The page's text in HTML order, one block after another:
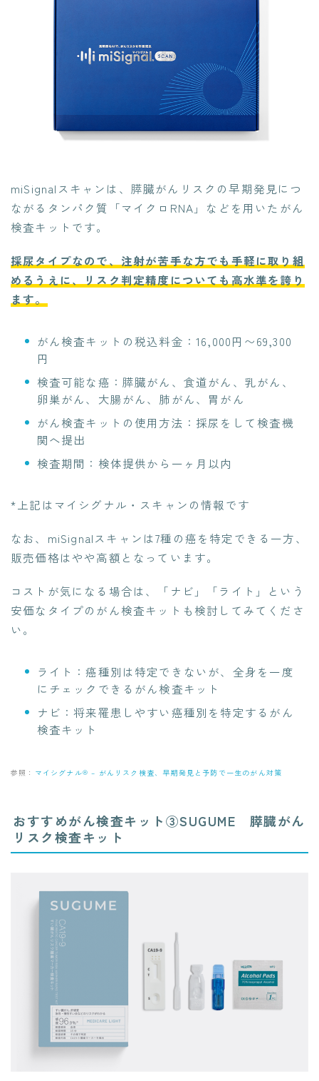
miSignalスキャンは、膵臓がんリスクの早期発見につ
ながるタンパク質「マイクロRNA」などを用いたがん
検査キットです。
採尿タイプなので、注射が苦手な方でも手軽に取り組
めるうえに、リスク判定精度についても高水準を誇り
ます。
がん検査キットの税込料金：16,000円〜69,300
円
検査可能な癌：膵臓がん、食道がん、乳がん、
卵巣がん、大腸がん、肺がん、胃がん
がん検査キットの使用方法：採尿をして検査機
関へ提出
検査期間：検体提供から一ヶ月以内
*上記はマイシグナル・スキャンの情報です
なお、miSignalスキャンは7種の癌を特定できる一方、
販売価格はやや高額となっています。
コストが気になる場合は、「ナビ」「ライト」という
安価なタイプのがん検査キットも検討してみてくださ
い。
ライト：癌種別は特定できないが、全身を一度
にチェックできるがん検査キット
ナビ：将来罹患しやすい癌種別を特定するがん
検査キット
参照： マイシグナル® – がんリスク検査、早期発見と予防で一生のがん対策
おすすめがん検査キット③SUGUME 膵臓がん
リスク検査キット